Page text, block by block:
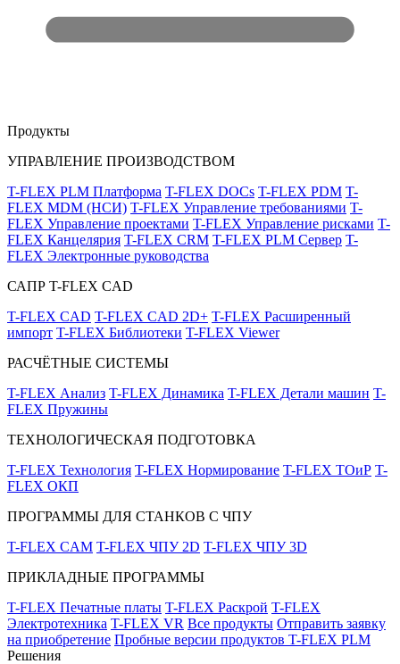
Продукты
УПРАВЛЕНИЕ ПРОИЗВОДСТВОМ
T-FLEX PLM Платформа T-FLEX DOCs T-FLEX PDM T-
FLEX MDM (НСИ) T-FLEX Управление требованиями T-
FLEX Управление проектами T-FLEX Управление рисками T-
FLEX Канцелярия T-FLEX CRM T-FLEX PLM Сервер T-
FLEX Электронные руководства
САПР T-FLEX CAD
T-FLEX CAD T-FLEX CAD 2D+ T-FLEX Расширенный
импорт T-FLEX Библиотеки T-FLEX Viewer
РАСЧЁТНЫЕ СИСТЕМЫ
T-FLEX Анализ T-FLEX Динамика T-FLEX Детали машин T-
FLEX Пружины
ТЕХНОЛОГИЧЕСКАЯ ПОДГОТОВКА
T-FLEX Технология T-FLEX Нормирование T-FLEX ТОиР T-
FLEX ОКП
ПРОГРАММЫ ДЛЯ СТАНКОВ С ЧПУ
T-FLEX CAM T-FLEX ЧПУ 2D T-FLEX ЧПУ 3D
ПРИКЛАДНЫЕ ПРОГРАММЫ
T-FLEX Печатные платы T-FLEX Раскрой T-FLEX
Электротехника T-FLEX VR Все продукты Отправить заявку
на приобретение Пробные версии продуктов T-FLEX PLM
Решения